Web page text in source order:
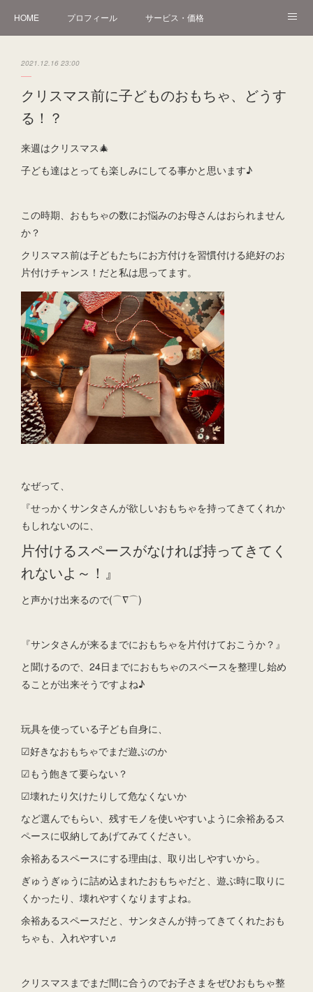
HOME プロフィール サービス・価格
2021.12.16 23:00
クリスマス前に子どものおもちゃ、どうす
る！？
来週はクリスマス🎄
子ども達はとっても楽しみにしてる事かと思います♪
この時期、おもちゃの数にお悩みのお母さんはおられません
か？
クリスマス前は子どもたちにお方付けを習慣付ける絶好のお
片付けチャンス！だと私は思ってます。
なぜって、
『せっかくサンタさんが欲しいおもちゃを持ってきてくれか
もしれないのに、
片付けるスペースがなければ持ってきてく
れないよ～！』
と声かけ出来るので(⌒∇⌒)
『サンタさんが来るまでにおもちゃを片付けておこうか？』
と聞けるので、24日までにおもちゃのスペースを整理し始め
ることが出来そうですよね♪
玩具を使っている子ども自身に、
☑好きなおもちゃでまだ遊ぶのか
☑もう飽きて要らない？
☑壊れたり欠けたりして危なくないか
など選んでもらい、残すモノを使いやすいように余裕あるス
ペースに収納してあげてみてください。
余裕あるスペースにする理由は、取り出しやすいから。
ぎゅうぎゅうに詰め込まれたおもちゃだと、遊ぶ時に取りに
くかったり、壊れやすくなりますよね。
余裕あるスペースだと、サンタさんが持ってきてくれたおも
ちゃも、入れやすい♬
クリスマスまでまだ間に合うのでお子さまをぜひおもちゃ整